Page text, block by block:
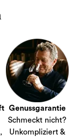
Genussgarantie
Schmeckt nicht?
Unkompliziert &